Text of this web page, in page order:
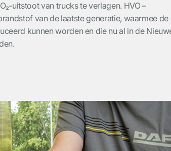
uitstoot van trucks te verlagen. HVO –
van de laatste generatie, waarmee de
kunnen worden en die nu al in de